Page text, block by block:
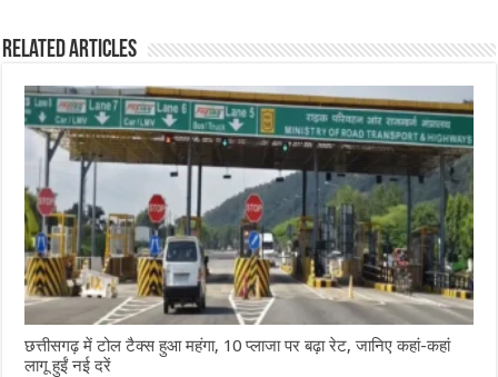
b
o
o
k
A
p
p
n
g
e
r
r ra
m
Related Articles
छत्तीसगढ़ में टोल टैक्स हुआ महंगा, 10 प्लाजा पर बढ़ा रेट, जानिए कहां-कहां
लागू हुईं नई दरें